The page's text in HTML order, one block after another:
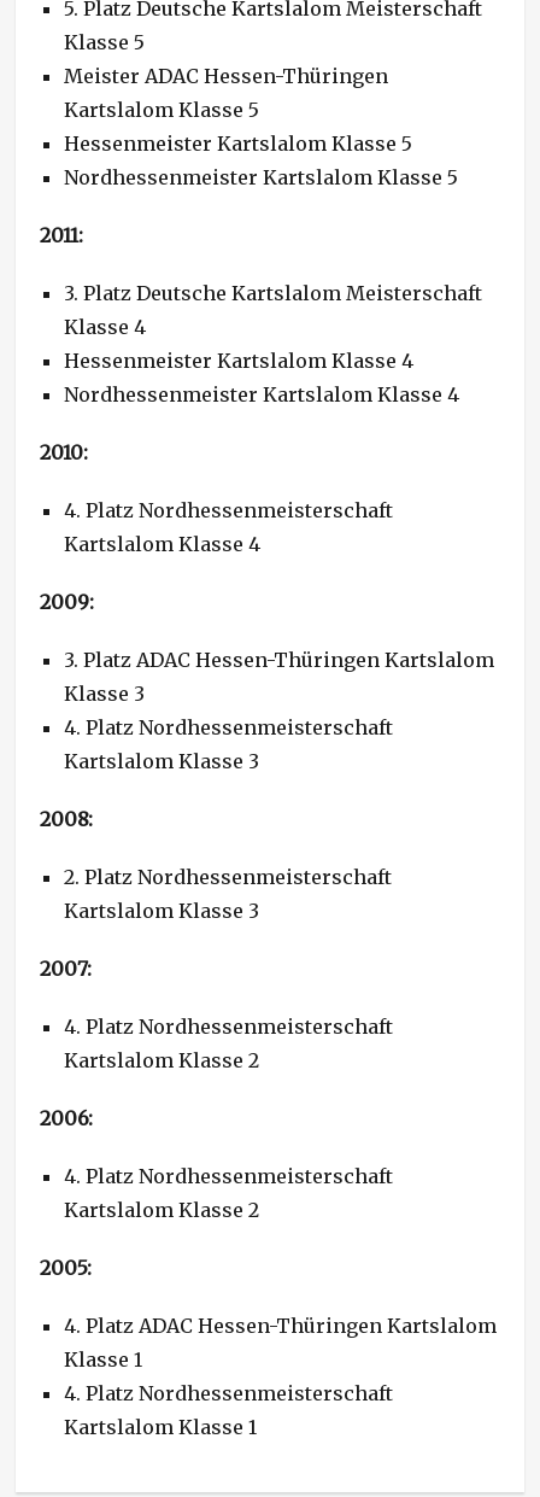
5. Platz Deutsche Kartslalom Meisterschaft
Klasse 5
Meister ADAC Hessen-Thüringen
Kartslalom Klasse 5
Hessenmeister Kartslalom Klasse 5
Nordhessenmeister Kartslalom Klasse 5
2011:
3. Platz Deutsche Kartslalom Meisterschaft
Klasse 4
Hessenmeister Kartslalom Klasse 4
Nordhessenmeister Kartslalom Klasse 4
2010:
4. Platz Nordhessenmeisterschaft
Kartslalom Klasse 4
2009:
3. Platz ADAC Hessen-Thüringen Kartslalom
Klasse 3
4. Platz Nordhessenmeisterschaft
Kartslalom Klasse 3
2008:
2. Platz Nordhessenmeisterschaft
Kartslalom Klasse 3
2007:
4. Platz Nordhessenmeisterschaft
Kartslalom Klasse 2
2006:
4. Platz Nordhessenmeisterschaft
Kartslalom Klasse 2
2005:
4. Platz ADAC Hessen-Thüringen Kartslalom
Klasse 1
4. Platz Nordhessenmeisterschaft
Kartslalom Klasse 1